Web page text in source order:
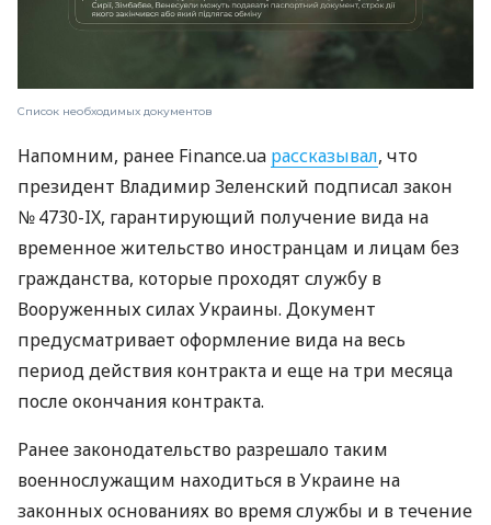
Список необходимых документов
Напомним, ранее Finance.ua рассказывал, что
президент Владимир Зеленский подписал закон
№ 4730-IX, гарантирующий получение вида на
временное жительство иностранцам и лицам без
гражданства, которые проходят службу в
Вооруженных силах Украины. Документ
предусматривает оформление вида на весь
период действия контракта и еще на три месяца
после окончания контракта.
Ранее законодательство разрешало таким
военнослужащим находиться в Украине на
законных основаниях во время службы и в течение